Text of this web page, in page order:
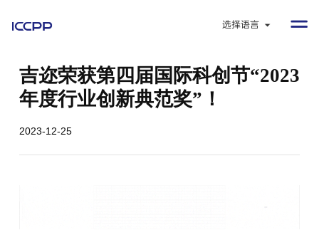
选择语言
吉迩荣获第四届国际科创节“2023
年度行业创新典范奖”！
2023-12-25